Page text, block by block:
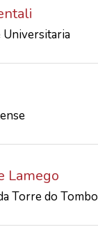
Universitaria
Lamego
Torre do Tombo